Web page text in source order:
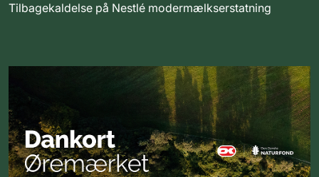
Tilbagekaldelse på Nestlé modermælkserstatning